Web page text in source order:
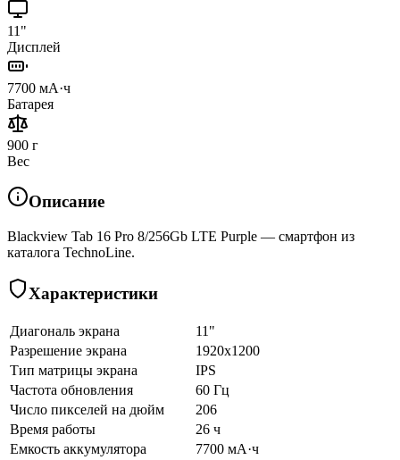
11"
Дисплей
7700 мА·ч
Батарея
900 г
Вес
Описание
Blackview Tab 16 Pro 8/256Gb LTE Purple — смартфон из
каталога TechnoLine.
Характеристики
Диагональ экрана
11"
Разрешение экрана
1920x1200
Тип матрицы экрана
IPS
Частота обновления
60 Гц
Число пикселей на дюйм
206
Время работы
26 ч
Емкость аккумулятора
7700 мА·ч